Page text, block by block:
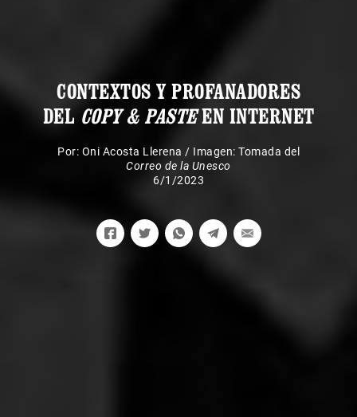
CONTEXTOS Y PROFANADORES
DEL COPY & PASTEEN INTERNET
Por: Oni Acosta Llerena / Imagen: Tomada del
Correo de la Unesco
6/1/2023